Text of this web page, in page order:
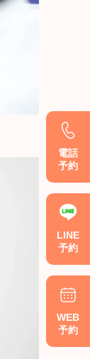
電話
予約
LINE
予約
WEB
予約